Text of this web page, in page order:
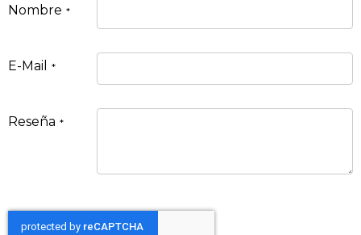
Nombre
E-Mail
Reseña